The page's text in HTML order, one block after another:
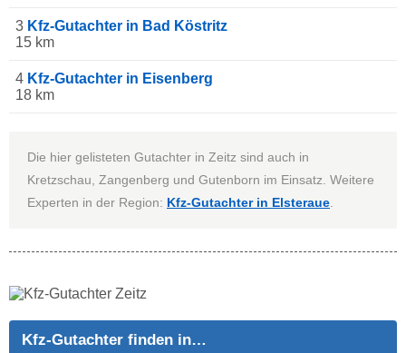
3 Kfz-Gutachter in Bad Köstritz
15 km
4 Kfz-Gutachter in Eisenberg
18 km
Die hier gelisteten Gutachter in Zeitz sind auch in
Kretzschau, Zangenberg und Gutenborn im Einsatz. Weitere
Experten in der Region: Kfz-Gutachter in Elsteraue
Kfz-Gutachter finden in…